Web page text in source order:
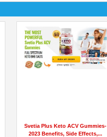
Svetia Plus Keto ACV Gummies-
2023 Benefits, Side Effects,...